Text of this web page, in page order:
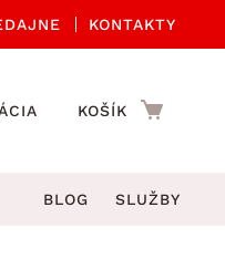
KONTAKTY
KOŠÍK
BLOG SLUŽBY